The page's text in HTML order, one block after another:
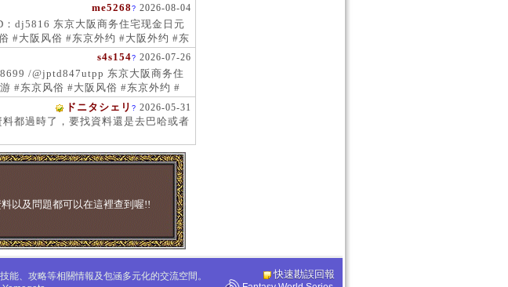
me5268 ? 2026-08-04
dj5816 东京大阪商务住宅现金日元
#大阪风俗 #东京外约 #大阪外约 #东
歌舞伎町 #日本女孩 #大阪女孩 #日
s4s154? 2026-07-26
/@jptd847utpp 东京大阪商务住
#东京风俗 #大阪风俗 #东京外约 #
#梅田风俗 #歌舞伎町 #心斋桥风俗
学生妹
ドニタシェリ ? 2026-05-31
都過時了，要找資料還是去巴哈或者
以及問題都可以在這裡查到喔!!
、攻略等相關情報及包涵多元化的交流空間。
快速勘誤回報